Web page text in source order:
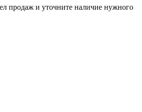
продаж и уточните наличие нужного